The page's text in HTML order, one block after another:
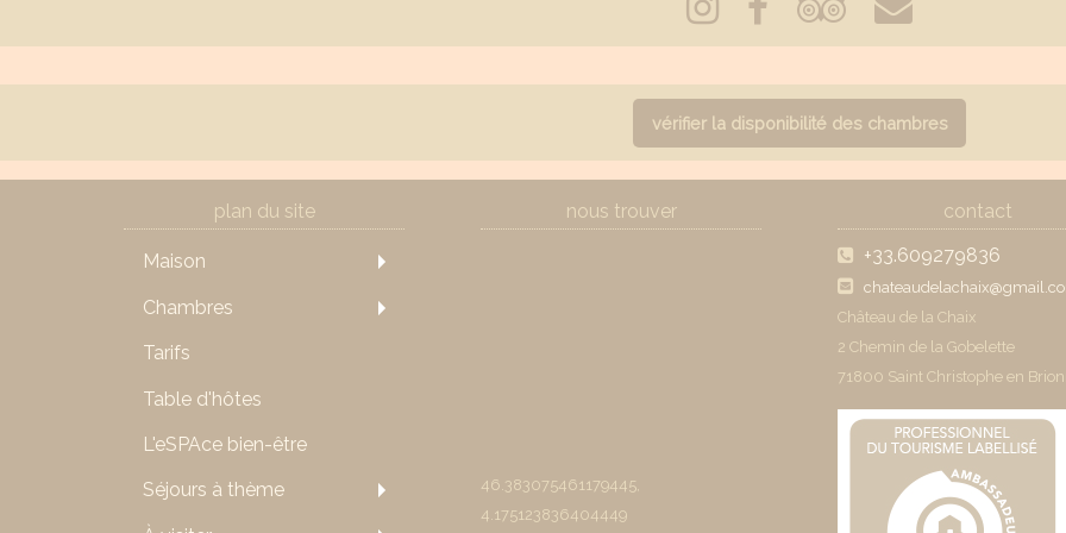
vérifier la disponibilité des chambres
plan du site
Maison
Chambres
Tarifs
Table d'hôtes
L'eSPAce bien-être
Séjours à thème
nous trouver
46.383075461179445,
4.175123836404449
contact
+33.609279836
Château de la Chaix
2 Chemin de la Gobelette
71800 Saint Christophe en